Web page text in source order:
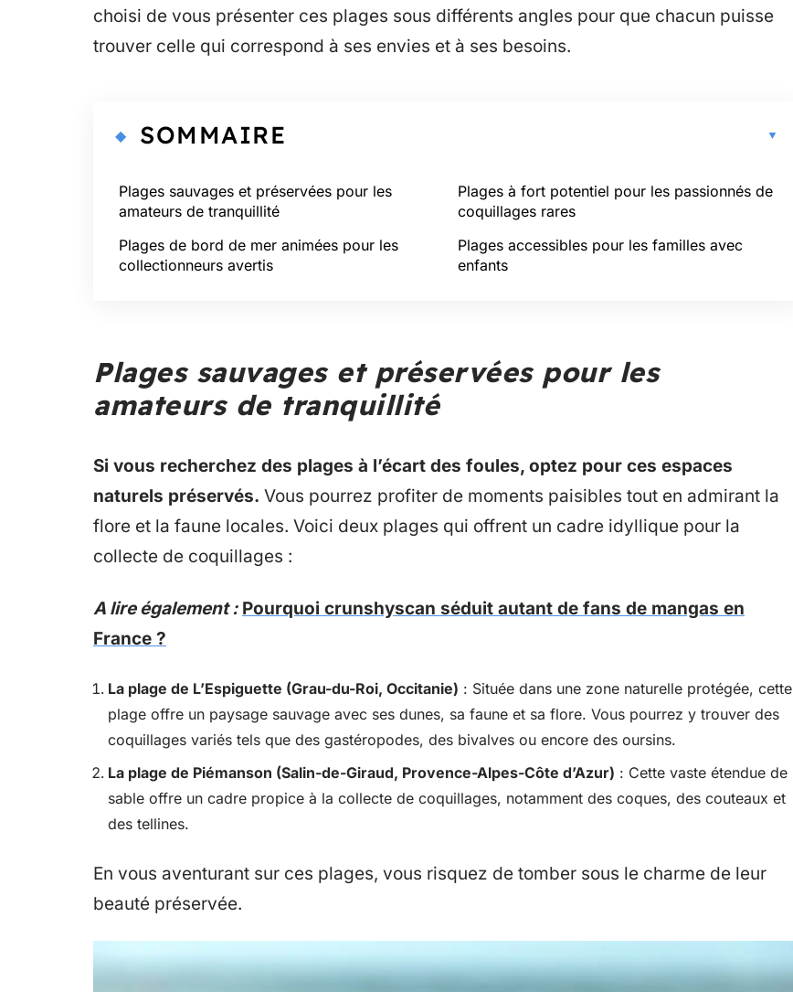
choisi de vous présenter ces plages sous différents angles pour que chacun puisse
trouver celle qui correspond à ses envies et à ses besoins.
SOMMAIRE
Plages sauvages et préservées pour les
amateurs de tranquillité
Plages de bord de mer animées pour les
collectionneurs avertis
Plages à fort potentiel pour les passionnés de
coquillages rares
Plages accessibles pour les familles avec
enfants
Plages sauvages et préservées pour les
amateurs de tranquillité
Si vous recherchez des plages à l’écart des foules, optez pour ces espaces
naturels préservés. Vous pourrez profiter de moments paisibles tout en admirant la
flore et la faune locales. Voici deux plages qui offrent un cadre idyllique pour la
collecte de coquillages :
A lire également : Pourquoi crunshyscan séduit autant de fans de mangas en
France ?
La plage de L’Espiguette (Grau-du-Roi, Occitanie) : Située dans une zone naturelle protégée, cette
plage offre un paysage sauvage avec ses dunes, sa faune et sa flore. Vous pourrez y trouver des
coquillages variés tels que des gastéropodes, des bivalves ou encore des oursins.
La plage de Piémanson (Salin-de-Giraud, Provence-Alpes-Côte d’Azur) : Cette vaste étendue de
sable offre un cadre propice à la collecte de coquillages, notamment des coques, des couteaux et
des tellines.
En vous aventurant sur ces plages, vous risquez de tomber sous le charme de leur
beauté préservée.